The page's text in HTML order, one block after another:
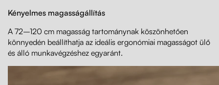
Kényelmes magasságállítás
A 72–120 cm magasság tartománynak köszönhetően
könnyedén beállíthatja az ideális ergonómiai magasságot ülő
és álló munkavégzéshez egyaránt.